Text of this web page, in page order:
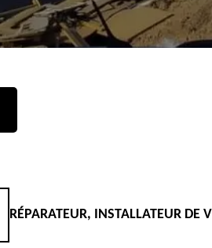
RÉPARATEUR, INSTALLATEUR DE